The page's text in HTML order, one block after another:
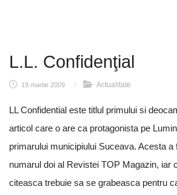
L.L. Confidenţial
19 martie 2009 / Actualitate
LL Confidential este titlul primului si
articol care o are ca protagonista pe
primarului municipiului Suceava. Acesta a
numarul doi al Revistei TOP Magazin, iar
citeasca trebuie sa se grabeasca pentru